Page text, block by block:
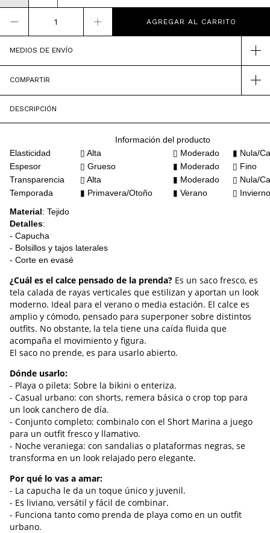
MEDIOS DE ENVÍO
COMPARTIR
DESCRIPCIÓN
Información del producto
Elasticidad
▯ Alta ▯ Moderado
▮ Nula/
Espesor
▯ Grueso ▮ Moderado
▯ Fino
Transparencia
▯ Alta ▮ Moderado
▯ Nula/
Temporada
▮ Primavera/Otoño ▮ Verano
▯ Invierno
Material: Tejido
Detalles:
- Capucha
- Bolsillos y tajos laterales
- Corte en evasé
¿Cuál es el calce pensado de la prenda? Es un saco fresco, es
tela calada de rayas verticales que estilizan y aportan un look
moderno. Ideal para el verano o media estación. El calce es
amplio y cómodo, pensado para superponer sobre distintos
outfits. No obstante, la tela tiene una caída fluida que
acompaña el movimiento y figura.
El saco no prende, es para usarlo abierto.
Dónde usarlo:
- Playa o pileta: Sobre la bikini o enteriza.
- Casual urbano: con shorts, remera básica o crop top para
un look canchero de día.
- Conjunto completo: combinalo con el Short Marina a juego
para un outfit fresco y llamativo.
- Noche veraniega: con sandalias o plataformas negras, se
transforma en un look relajado pero elegante.
Por qué lo vas a amar:
- La capucha le da un toque único y juvenil.
- Es liviano, versátil y fácil de combinar.
- Funciona tanto como prenda de playa como en un outfit
urbano.